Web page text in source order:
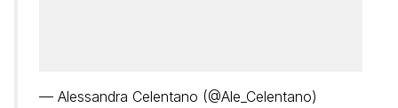
— Alessandra Celentano (@Ale_Celentano)